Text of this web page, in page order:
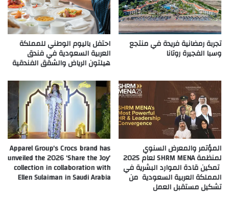
تجربة رمضانية فريدة في منتجع
وسبا الفجيرة روتانا
احتفل باليوم الوطني للمملكة
العربية السعودية في فندق
هيلتون الرياض والشقق الفندقية
المؤتمر والمعرض السنوي
لمنظمة SHRM MENA لعام 2025
تمكين قادة الموارد البشرية في
المملكة العربية السعودية من
تشكيل مستقبل العمل
Apparel Group’s Crocs brand has
unveiled the 2026 ‘Share the Joy’
collection in collaboration with
Ellen Sulaiman in Saudi Arabia